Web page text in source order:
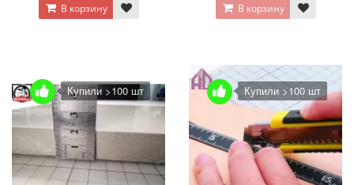
В корзину В корзину
Купили >100 шт Купили >100 шт